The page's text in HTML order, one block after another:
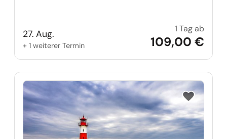
27. Aug.
+ 1 weiterer Termin
1 Tag ab
109,00 €
Reise auf